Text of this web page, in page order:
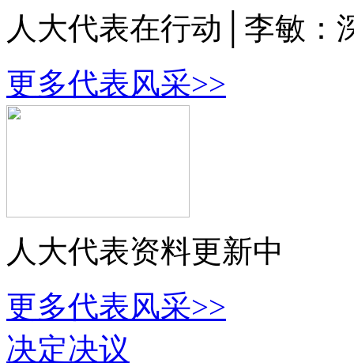
人大代表在行动│李敏：
更多代表风采>>
人大代表资料更新中
更多代表风采>>
决定决议